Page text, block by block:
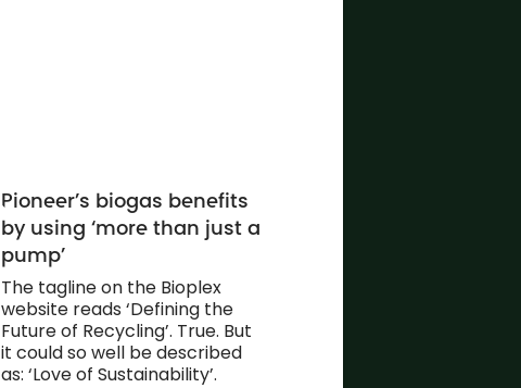
Pioneer’s biogas benefits
by using ‘more than just a
pump’
The tagline on the Bioplex
website reads ‘Defining the
Future of Recycling’. True. But
it could so well be described
as: ‘Love of Sustainability’.